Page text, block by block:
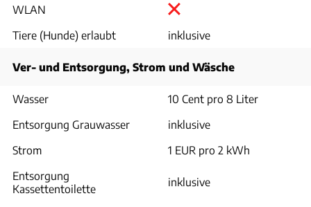
WLAN
Tiere (Hunde) erlaubt
inklusive
Ver- und Entsorgung, Strom und Wäsche
Wasser
10 Cent pro 8 Liter
Entsorgung Grauwasser
inklusive
Strom
1 EUR pro 2 kWh
Entsorgung
Kassettentoilette
inklusive